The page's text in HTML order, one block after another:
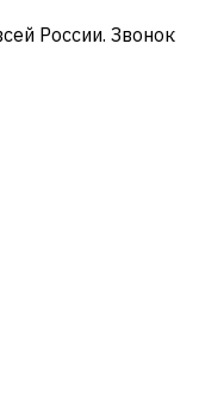
России. Звонок